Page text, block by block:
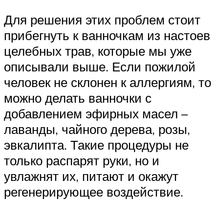
Для решения этих проблем стоит
прибегнуть к ванночкам из настоев
целебных трав, которые мы уже
описывали выше. Если пожилой
человек не склонен к аллергиям, то
можно делать ванночки с
добавлением эфирных масел –
лаванды, чайного дерева, розы,
эвкалипта. Такие процедуры не
только распарят руки, но и
увлажнят их, питают и окажут
регенерирующее воздействие.